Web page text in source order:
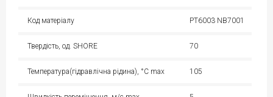
Код матеріалу PT6003 NB7001
Твердість, од. SHORE 70
Температура(гідравлічна рідина), °С max 105